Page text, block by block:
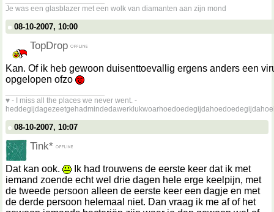
Je was een glasblazer met een wolk van diamanten aan zijn mond
08-10-2007, 10:00
TopDrop
Kan. Of ik heb gewoon duisenttoevallig ergens anders een
opgelopen ofzo
♥ - I miss all the places we never went. -
08-10-2007, 10:07
Tink*
Dat kan ook.
Ik had trouwens de eerste keer dat ik met
iemand zoende echt wel drie dagen hele erge keelpijn, met
de tweede persoon alleen de eerste keer een dagje en met
de derde persoon helemaal niet. Dan vraag ik me af of het